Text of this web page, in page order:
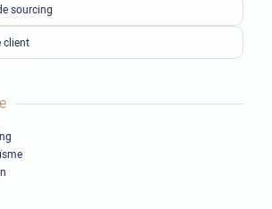
sourcing
client